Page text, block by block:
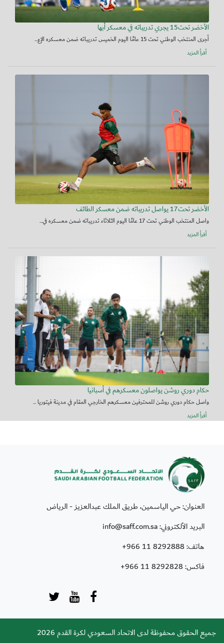
الأخضر تحت15 يجري تدريباته في معسكر أبها
أجرى المنتخب الوطني تحت 15 عامًا اليوم الخميس تدريباته ضمن معسكره الإع...
أقرأ المزيد
الأخضر تحت17 يواصل تدريباته ضمن معسكر الطائف
واصل المنتخب الوطني تحت 17 عامًا اليوم الثلاثاء تدريباته ضمن معسكره في...
أقرأ المزيد
حكام دوري روشن يواصلون معسكرهم في أسبانيا
واصل حكام دوري روشن للمحترفين معسكرهم الخارجي المقام في مدينة فيتوريا ...
أقرأ المزيد
العنوان: حي الياسمين، طريق الملك عبدالعزيز - الرياض
البريد الألكتروني: info@saff.com.sa
هاتف:+966 11 8292888
فاكس:+966 11 8292828
جميع الحقوق محفوظة لدى الاتحاد السعودي لكرة القدم 2026